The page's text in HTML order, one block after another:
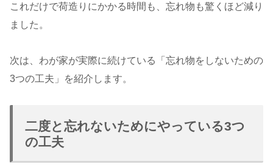
これだけで荷造りにかかる時間も、忘れ物も驚くほど減り
ました。
次は、わが家が実際に続けている「忘れ物をしないための
3つの工夫」を紹介します。
二度と忘れないためにやっている3つ
の工夫